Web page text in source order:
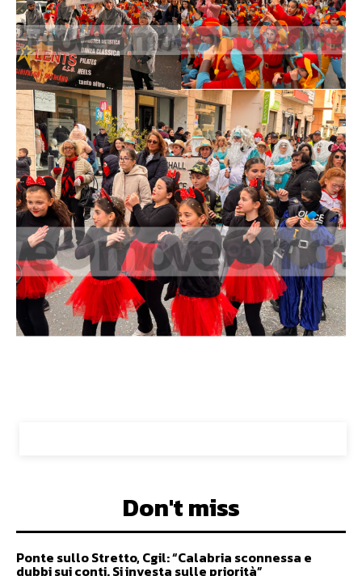
Don't miss
Ponte sullo Stretto, Cgil: “Calabria sconnessa e
dubbi sui conti. Si investa sulle priorità”